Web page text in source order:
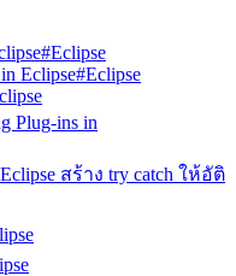
#Eclipse
Eclipse#Eclipse
Plug-ins in
สร้าง try catch ให้อัติ